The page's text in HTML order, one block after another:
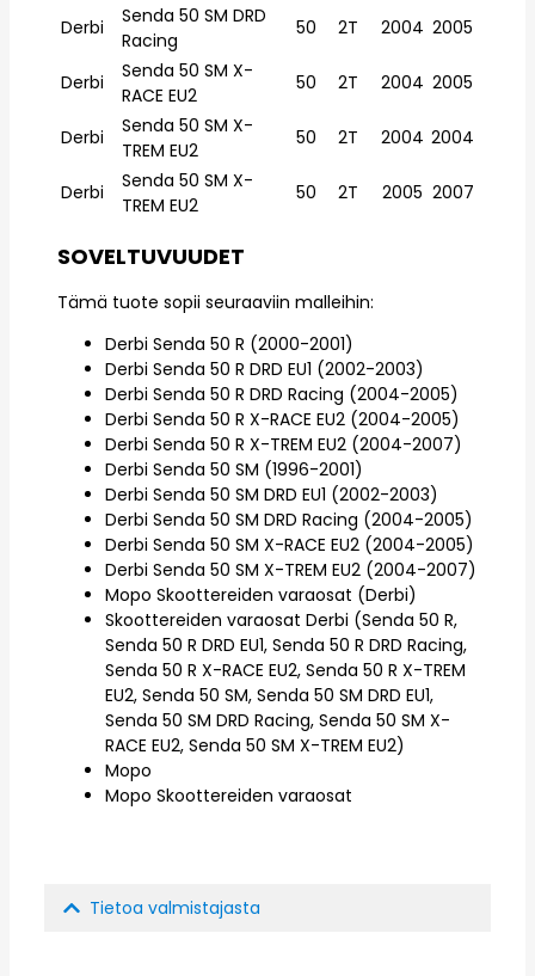
Derbi
Senda 50 SM DRD
Racing
50 2T 2004 2005
Derbi
Senda 50 SM X-
RACE EU2
50 2T 2004 2005
Derbi
Senda 50 SM X-
TREM EU2
50 2T 2004 2004
Derbi
Senda 50 SM X-
TREM EU2
50 2T 2005 2007
SOVELTUVUUDET
Tämä tuote sopii seuraaviin malleihin:
Derbi Senda 50 R (2000-2001)
Derbi Senda 50 R DRD EU1 (2002-2003)
Derbi Senda 50 R DRD Racing (2004-2005)
Derbi Senda 50 R X-RACE EU2 (2004-2005)
Derbi Senda 50 R X-TREM EU2 (2004-2007)
Derbi Senda 50 SM (1996-2001)
Derbi Senda 50 SM DRD EU1 (2002-2003)
Derbi Senda 50 SM DRD Racing (2004-2005)
Derbi Senda 50 SM X-RACE EU2 (2004-2005)
Derbi Senda 50 SM X-TREM EU2 (2004-2007)
Mopo Skoottereiden varaosat (Derbi)
Skoottereiden varaosat Derbi (Senda 50 R,
Senda 50 R DRD EU1, Senda 50 R DRD Racing,
Senda 50 R X-RACE EU2, Senda 50 R X-TREM
EU2, Senda 50 SM, Senda 50 SM DRD EU1,
Senda 50 SM DRD Racing, Senda 50 SM X-
RACE EU2, Senda 50 SM X-TREM EU2)
Mopo
Mopo Skoottereiden varaosat
Tietoa valmistajasta